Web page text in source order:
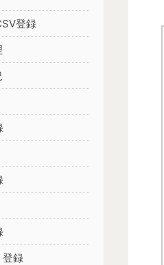
登録
登録